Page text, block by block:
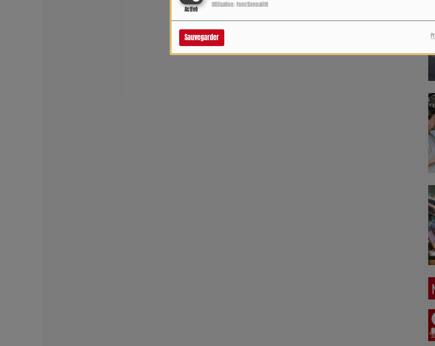
Activé
Utilisation: Fonctionnalité
Sauvegarder